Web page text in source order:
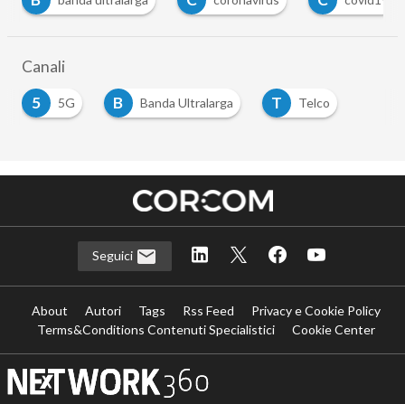
Canali
5
5G B Banda Ultralarga T Telco
Seguici
About Autori Tags Rss Feed
Privacy e Cookie Policy
Terms&Conditions Contenuti Specialistici
Cookie Center